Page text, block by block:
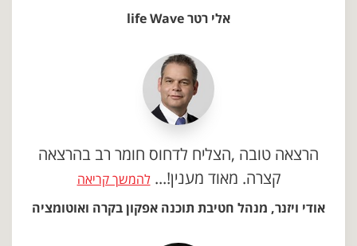
אלי רטר life Wave
הרצאה טובה ,הצליח לדחוס חומר רב בהרצאה
קצרה. מאוד מענין!...להמשך קריאה
אודי ויזנר, מנהל חטיבת תוכנה אפקון בקרה ואוטומציה